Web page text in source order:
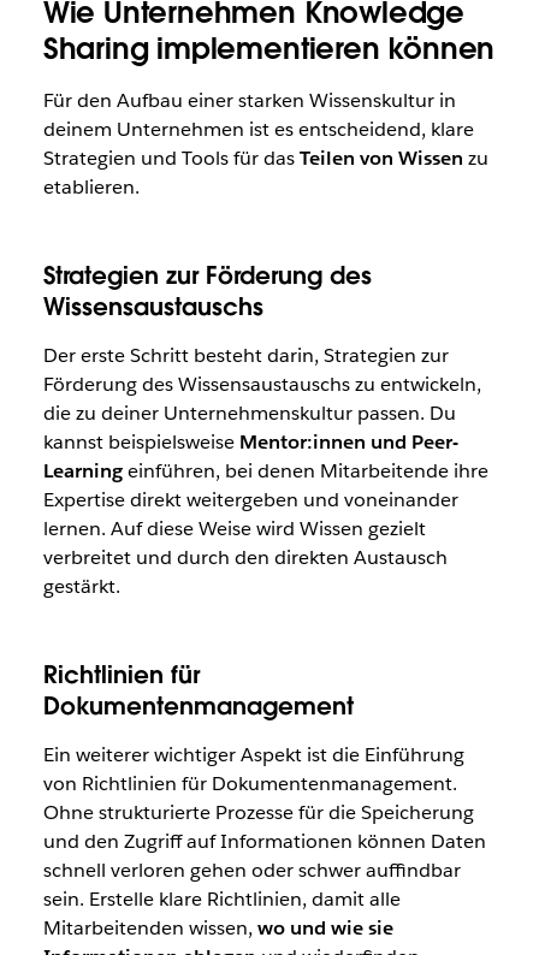
Wie Unternehmen Knowledge
Sharing implementieren können
Für den Aufbau einer starken Wissenskultur in
deinem Unternehmen ist es entscheidend, klare
Strategien und Tools für dasTeilen von Wissen zu
etablieren.
Strategien zur Förderung des
Wissensaustauschs
Der erste Schritt besteht darin, Strategien zur
Förderung des Wissensaustauschs zu entwickeln,
die zu deiner Unternehmenskultur passen. Du
kannst beispielsweise Mentor:innen und Peer-
Learningeinführen, bei denen Mitarbeitende ihre
Expertise direkt weitergeben und voneinander
lernen. Auf diese Weise wird Wissen gezielt
verbreitet und durch den direkten Austausch
gestärkt.
Richtlinien für
Dokumentenmanagement
Ein weiterer wichtiger Aspekt ist die Einführung
von Richtlinien für Dokumentenmanagement.
Ohne strukturierte Prozesse für die Speicherung
und den Zugriff auf Informationen können Daten
schnell verloren gehen oder schwer auffindbar
sein. Erstelle klare Richtlinien, damit alle
Mitarbeitenden wissen, wo und wie sie